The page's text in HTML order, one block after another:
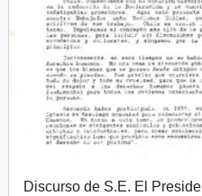
Discurso de S.E. El